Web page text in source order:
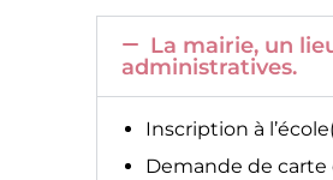
La mairie, un
administratives.
Inscription à
Demande de carte